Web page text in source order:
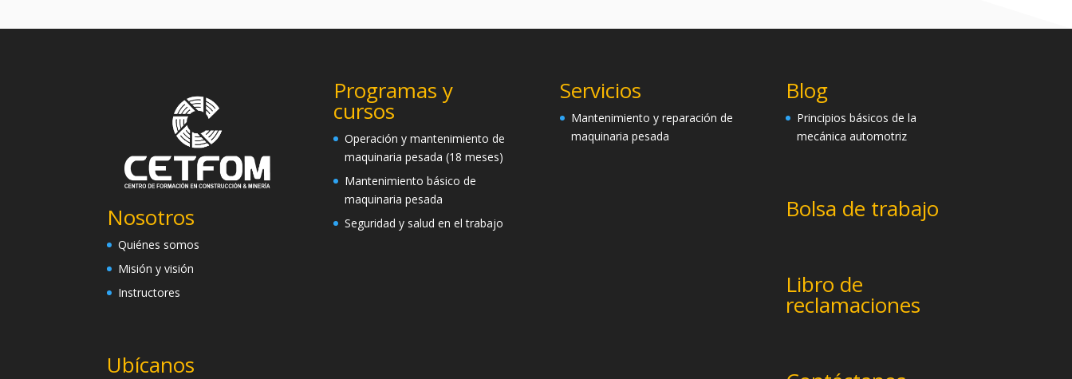
Nosotros
Quiénes somos
Misión y visión
Instructores
Ubícanos
Programas y
cursos
Operación y mantenimiento de
maquinaria pesada (18 meses)
Mantenimiento básico de
maquinaria pesada
Seguridad y salud en el trabajo
Servicios
Mantenimiento y reparación de
maquinaria pesada
Blog
Principios básicos de la
mecánica automotriz
Bolsa de trabajo
Libro de
reclamaciones